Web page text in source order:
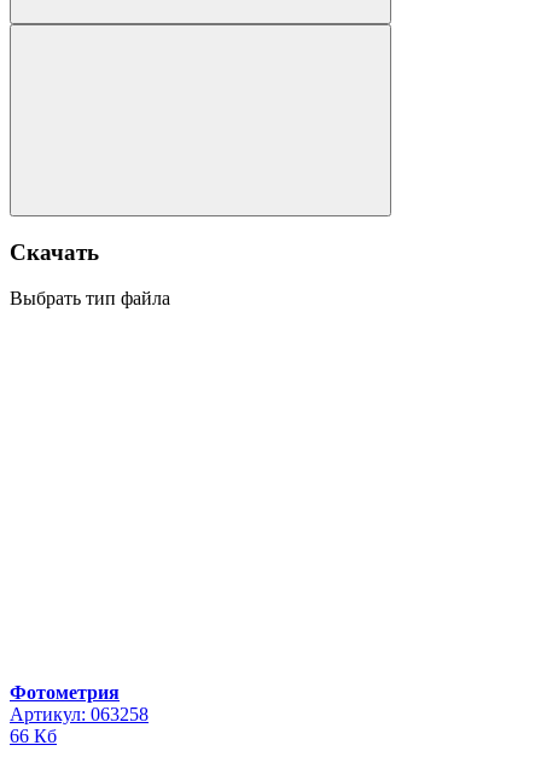
Скачать
Выбрать тип файла
Фотометрия
Артикул: 063258
66 Кб